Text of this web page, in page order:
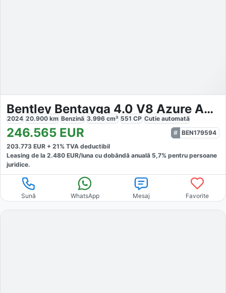
Bentley Bentayga 4.0 V8 Azure Autom.
2024 20.900 km Benzină 3.996 cm³ 551 CP Cutie automată
246.565 EUR
BEN179594
203.773 EUR + 21% TVA deductibil
Leasing de la 2.480 EUR/luna cu dobăndă anuală 5,7% pentru persoane
juridice.
Sună WhatsApp Mesaj Favorite